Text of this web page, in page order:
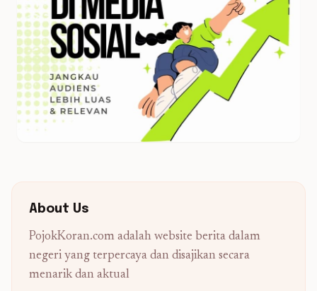
About Us
PojokKoran.com adalah website berita dalam
negeri yang terpercaya dan disajikan secara
menarik dan aktual